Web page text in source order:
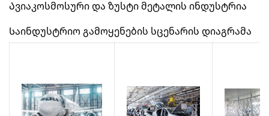
Ავიაკოსმოსური და ზუსტი მეტალის ინდუსტრია
Საინდუსტრიო გამოყენების სცენარის დიაგრამა